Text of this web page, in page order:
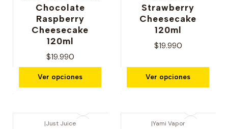
Chocolate
Raspberry
Cheesecake
120ml
$19.990
Ver opciones
Strawberry
Cheesecake
120ml
$19.990
Ver opciones
|Just Juice |Yami Vapor